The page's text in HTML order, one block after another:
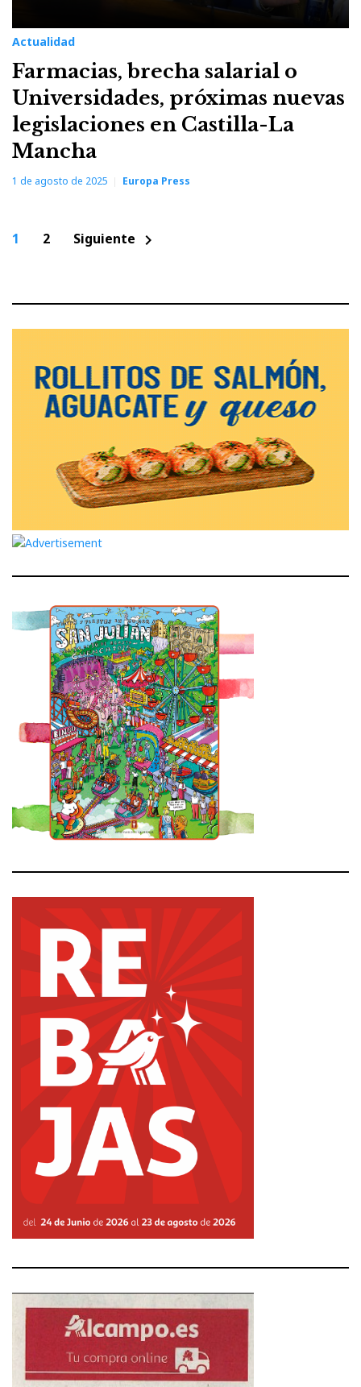
Actualidad
Farmacias, brecha salarial o
Universidades, próximas nuevas
legislaciones en Castilla-La
Mancha
1 de agosto de 2025 Europa Press
Paginación
1 2 Siguiente chevron_right